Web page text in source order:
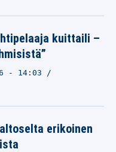
kuittaili –
- 14:03
erikoinen